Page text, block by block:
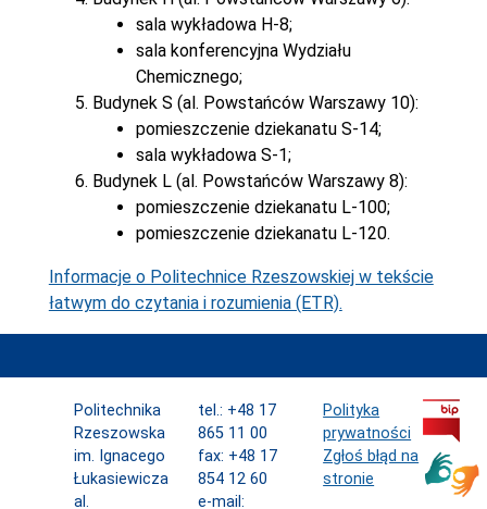
sala wykładowa H-8;
sala konferencyjna Wydziału
Chemicznego;
Budynek S (al. Powstańców Warszawy 10):
pomieszczenie dziekanatu S-14;
sala wykładowa S-1;
Budynek L (al. Powstańców Warszawy 8):
pomieszczenie dziekanatu L-100;
pomieszczenie dziekanatu L-120.
Informacje o Politechnice Rzeszowskiej w tekście
łatwym do czytania i rozumienia (ETR).
Politechnika
Rzeszowska
im. Ignacego
Łukasiewicza
al.
tel.: +48 17
865 11 00
fax: +48 17
854 12 60
e-mail:
Polityka
prywatności
Zgłoś błąd na
stronie